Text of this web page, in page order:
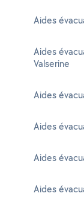
Aides
Aides
Valserine
Aides
Aides
Aides
Aides